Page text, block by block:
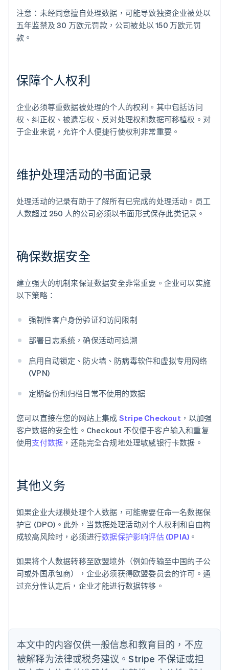
注意：未经同意擅自处理数据，可能导致独资企业被处以
五年监禁及 30 万欧元罚款，公司被处以 150 万欧元罚
款。
保障个人权利
企业必须尊重数据被处理的个人的权利。其中包括访问
权、纠正权、被遗忘权、反对处理权和数据可移植权。对
于企业来说，允许个人便捷行使权利非常重要。
维护处理活动的书面记录
处理活动的记录有助于了解所有已完成的处理活动。员工
人数超过 250 人的公司必须以书面形式保存此类记录。
确保数据安全
建立强大的机制来保证数据安全非常重要。企业可以实施
以下策略：
强制性客户身份验证和访问限制
部署日志系统，确保活动可追溯
启用自动锁定、防火墙、防病毒软件和虚拟专用网络
(VPN)
定期备份和归档日常不使用的数据
您可以直接在您的网站上集成 Stripe Checkout ，以加强
客户数据的安全性。Checkout 不仅便于客户输入和重复
使用支付数据 ，还能完全合规地处理敏感银行卡数据。
其他义务
如果企业大规模处理个人数据，可能需要任命一名数据保
护官 (DPO)。此外，当数据处理活动对个人权利和自由构
成较高风险时，必须进行数据保护影响评估 (DPIA) 。
如果将个人数据转移至欧盟境外（例如传输至中国的子公
司或外国承包商），企业必须获得欧盟委员会的许可。通
过充分性认定后，企业才能进行数据转移。
本文中的内容仅供一般信息和教育目的，不应
被解释为法律或税务建议。Stripe 不保证或担
English
爱尔兰
爱沙尼亚
English
奥地利
Deutsch English
English
巴西
Português English
English
丹麦
English